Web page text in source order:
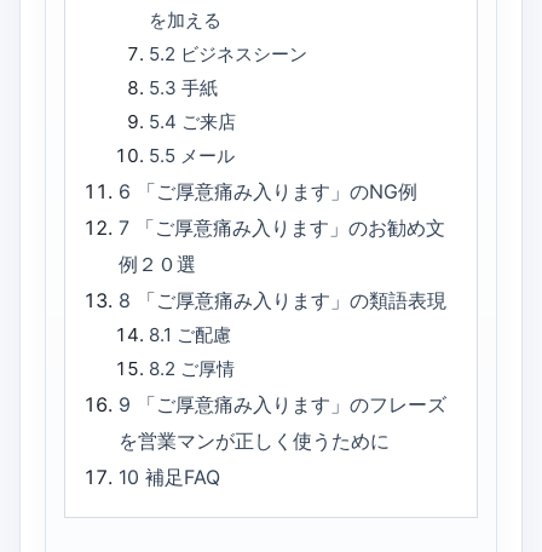
を加える
5.2 ビジネスシーン
5.3 手紙
5.4 ご来店
5.5 メール
6
「ご厚意痛み入ります」のNG例
7
「ご厚意痛み入ります」のお勧め文
例２０選
8
「ご厚意痛み入ります」の類語表現
8.1 ご配慮
8.2 ご厚情
9
「ご厚意痛み入ります」のフレーズ
を営業マンが正しく使うために
10補足FAQ